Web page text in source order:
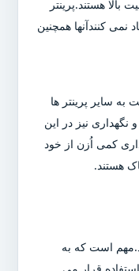
بالا هستند.پرینتر
کنندآنها همچنین
سایر پرینتر ها
نگهداری نیز در این
کمی اُزن از خود
هستند.
است که به